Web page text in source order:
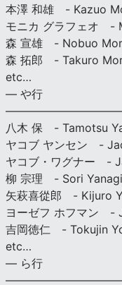
本澤 和雄 - Kazuo
モニカ グラフェオ -
森 宣雄 - Nobuo
森 拓郎 - Takuro
etc…
— や行
八木 保 - Tamotsu
ヤコブ ヤンセン -
ヤコブ・ワグナー -
柳 宗理 - Sori
矢萩喜從郎 - Kijuro
ヨーゼフ ホフマン -
吉岡徳仁 - Tokujin
etc…
— ら行